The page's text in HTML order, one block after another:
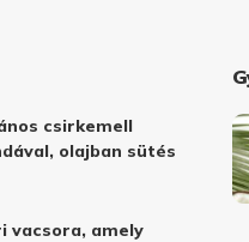
csirkemell
olajban sütés
vacsora, amely